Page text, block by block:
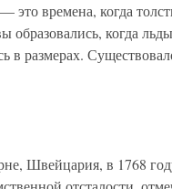
это времена, когда
когда
в размерах.
Швейцария, в 1768